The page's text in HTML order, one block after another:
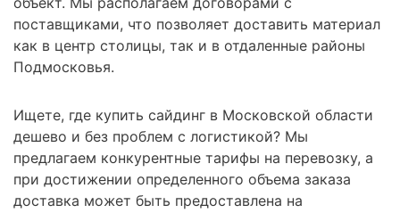
поставщиками, что позволяет доставить материал
как в центр столицы, так и в отдаленные районы
Подмосковья.
Ищете, где купить сайдинг в Московской области
дешево и без проблем с логистикой? Мы
предлагаем конкурентные тарифы на перевозку, а
при достижении определенного объема заказа
доставка может быть предоставлена на